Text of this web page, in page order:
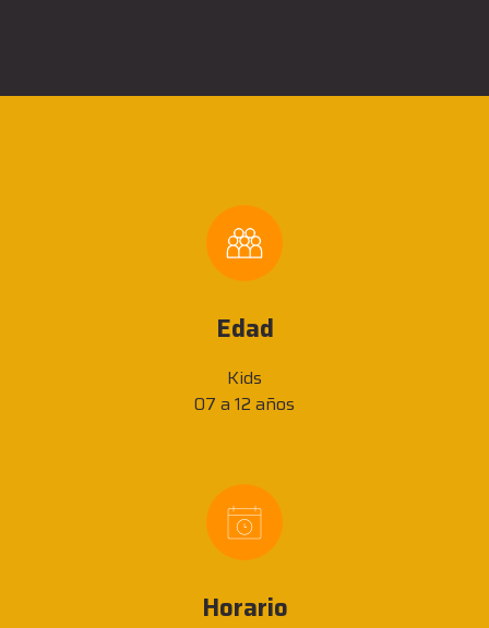
Edad
Kids
07 a 12 años
Horario